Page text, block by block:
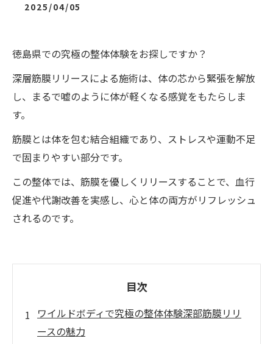
2025/04/05
徳島県での究極の整体体験をお探しですか？
深層筋膜リリースによる施術は、体の芯から緊張を解放
し、まるで嘘のように体が軽くなる感覚をもたらしま
す。
筋膜とは体を包む結合組織であり、ストレスや運動不足
で固まりやすい部分です。
この整体では、筋膜を優しくリリースすることで、血行
促進や代謝改善を実感し、心と体の両方がリフレッシュ
されるのです。
目次
ワイルドボディで究極の整体体験深部筋膜リリ
ースの魅力